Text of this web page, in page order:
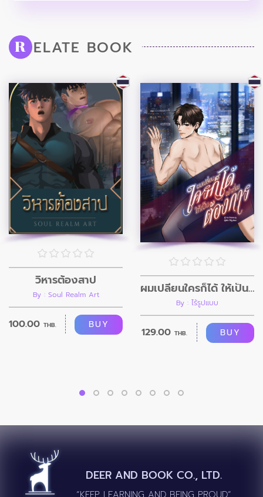
R ELATE BOOK
วิหารต้องสาป
By : Soul Realm Art
100.00 THB. BUY
ผมเปลี่ยนใครก็ได้ ให้เป็นอย่างที่ผมต้องการ
By : ไร้รูปแบบ
129.00 THB. BUY
DEER AND BOOK CO., LTD.